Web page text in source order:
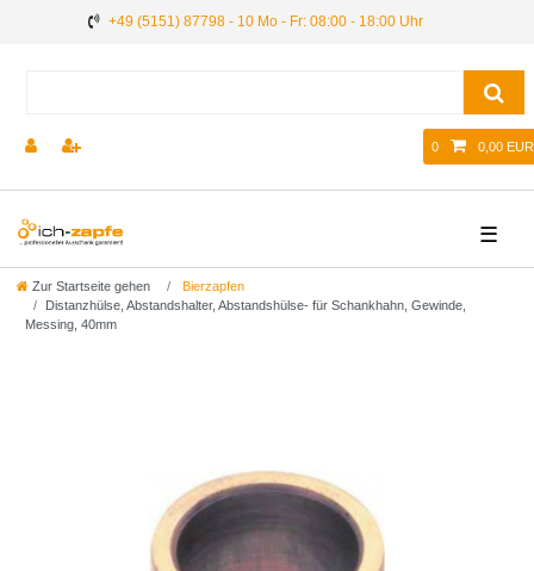
+49 (5151) 87798 - 10 Mo - Fr: 08:00 - 18:00 Uhr
0 0,00 EUR
☰
Zur Startseite gehen
Bierzapfen
Distanzhülse, Abstandshalter, Abstandshülse- für Schankhahn, Gewinde,
Messing, 40mm